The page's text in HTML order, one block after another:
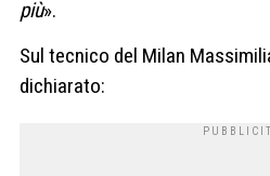
più».
Sul tecnico del Milan
dichiarato: